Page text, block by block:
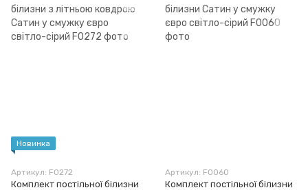
Новинка
Артикул: F0272
Комплект постільної білизни
Артикул: F0060
Комплект постільної білизни